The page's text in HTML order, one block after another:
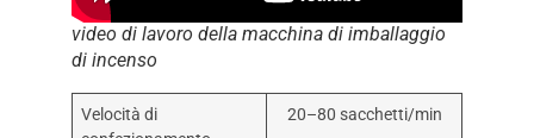
video di lavoro della macchina di imballaggio
di incenso
Velocità di
20–80 sacchetti/min